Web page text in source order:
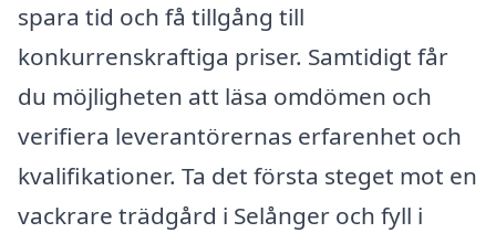
spara tid och få tillgång till
konkurrenskraftiga priser. Samtidigt får
du möjligheten att läsa omdömen och
verifiera leverantörernas erfarenhet och
kvalifikationer. Ta det första steget mot en
vackrare trädgård i Selånger och fyll i